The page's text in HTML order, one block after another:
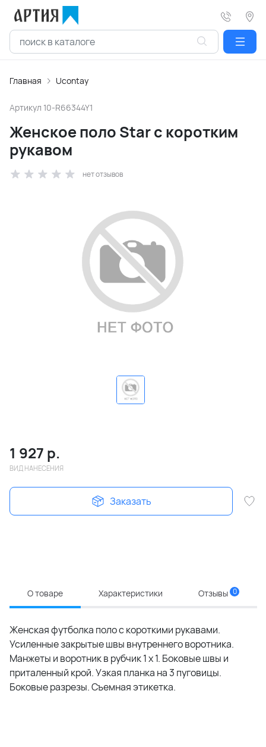
Главная Ucontay
Артикул 10-R66344Y1
Женское поло Star с коротким
рукавом
нет отзывов
1 927 р.
ВИД НАНЕСЕНИЯ
Заказать
О товаре Характеристики Отзывы 0
Женская футболка поло с короткими рукавами.
Усиленные закрытые швы внутреннего воротника.
Манжеты и воротник в рубчик 1 x 1. Боковые швы и
приталенный крой. Узкая планка на 3 пуговицы.
Боковые разрезы. Съемная этикетка.